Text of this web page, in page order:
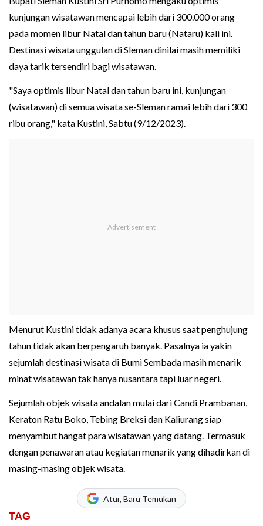
kunjungan wisatawan mencapai lebih dari 300.000 orang
pada momen libur Natal dan tahun baru (Nataru) kali ini.
Destinasi wisata unggulan di Sleman dinilai masih memiliki
daya tarik tersendiri bagi wisatawan.
"Saya optimis libur Natal dan tahun baru ini, kunjungan
(wisatawan) di semua wisata se-Sleman ramai lebih dari 300
ribu orang," kata Kustini, Sabtu (9/12/2023).
Menurut Kustini tidak adanya acara khusus saat penghujung
tahun tidak akan berpengaruh banyak. Pasalnya ia yakin
sejumlah destinasi wisata di Bumi Sembada masih menarik
minat wisatawan tak hanya nusantara tapi luar negeri.
Sejumlah objek wisata andalan mulai dari Candi Prambanan,
Keraton Ratu Boko, Tebing Breksi dan Kaliurang siap
menyambut hangat para wisatawan yang datang. Termasuk
dengan penawaran atau kegiatan menarik yang dihadirkan di
masing-masing objek wisata.
Atur, Baru Temukan
TAG